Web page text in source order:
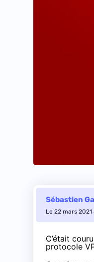
Sébastien
Le 22 mars 2021
C’était
protocole